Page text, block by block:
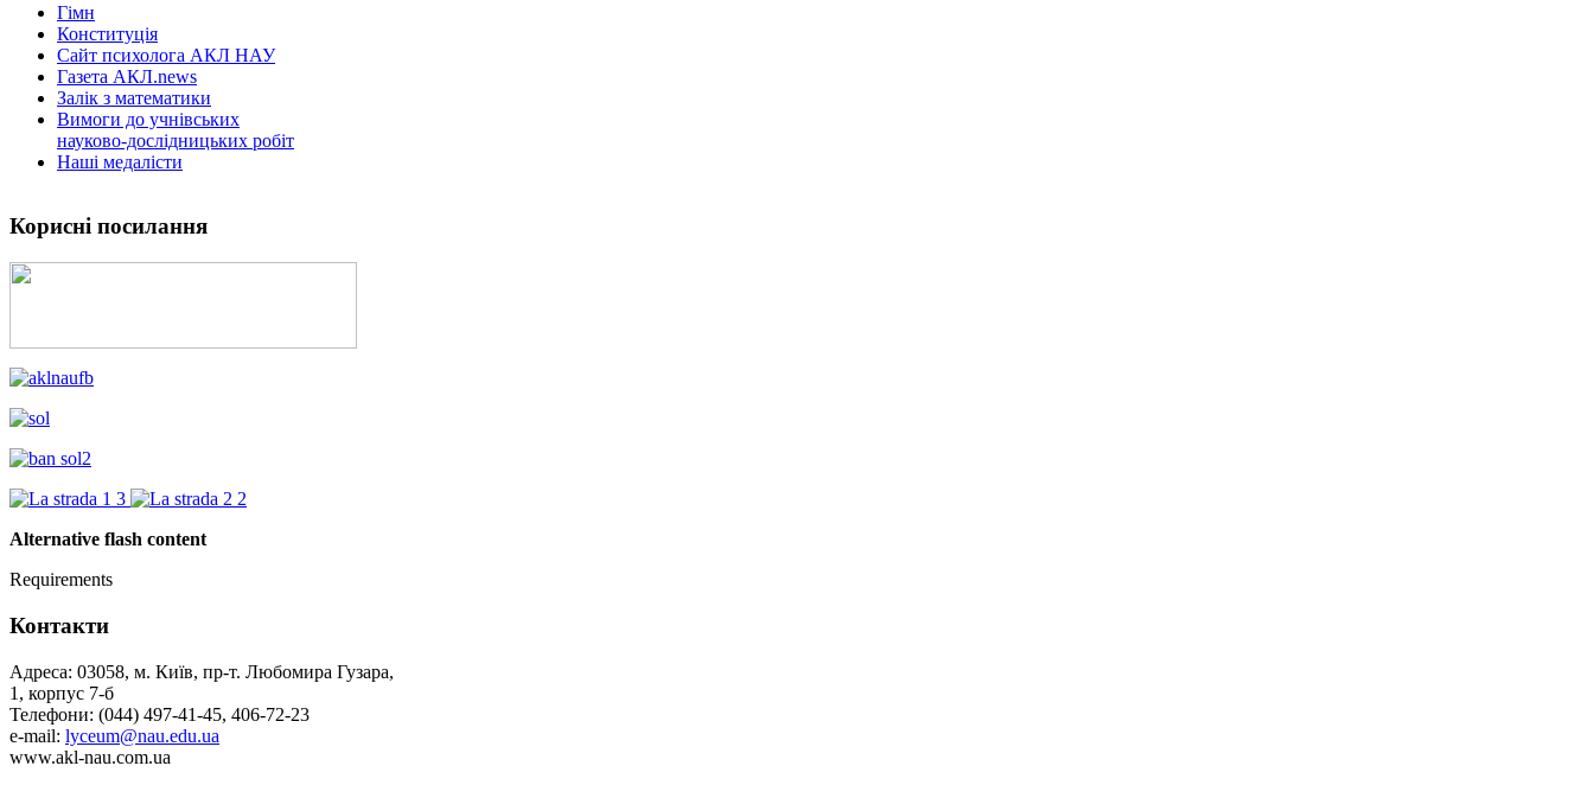
Гімн
Конституція
Сайт психолога АКЛ НАУ
Газета АКЛ.news
Залік з математики
Вимоги до учнівських
науково-дослідницьких робіт
Наші медалісти
Корисні посилання
Alternative flash content
Requirements
Контакти
Адреса: 03058, м. Київ, пр-т. Любомира Гузара,
1, корпус 7-б
Телефони: (044) 497-41-45, 406-72-23
e-mail: lyceum@nau.edu.ua
www.akl-nau.com.ua